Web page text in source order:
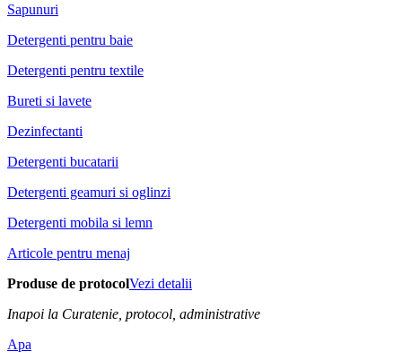
Sapunuri
Detergenti pentru baie
Detergenti pentru textile
Bureti si lavete
Dezinfectanti
Detergenti bucatarii
Detergenti geamuri si oglinzi
Detergenti mobila si lemn
Articole pentru menaj
Produse de protocolVezi detalii
Inapoi la Curatenie, protocol, administrative
Apa